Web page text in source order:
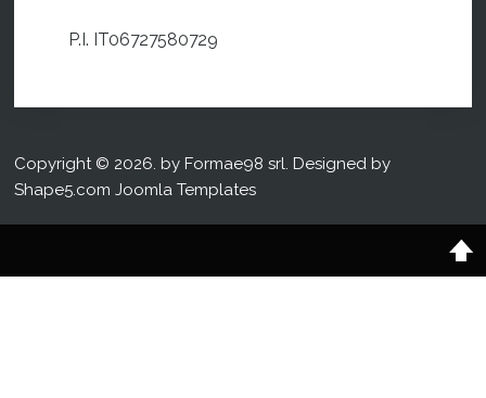
P.I. IT06727580729
Copyright © 2026. by Formae98 srl. Designed by
Shape5.comJoomla Templates